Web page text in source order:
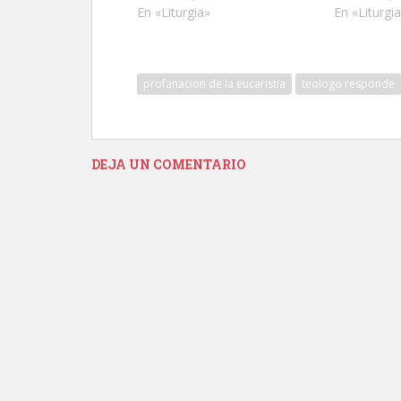
En «Liturgia»
En
profanacion de la eucaristia teologo responde
DEJA UN COMENTARIO